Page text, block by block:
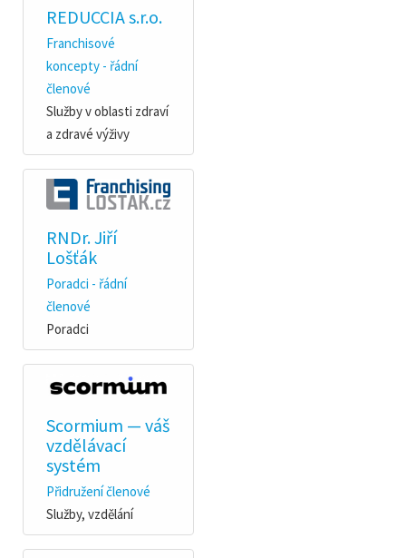
REDUCCIA s.r.o.
Franchisové
koncepty - řádní
členové
Služby v oblasti zdraví
a zdravé výživy
RNDr. Jiří
Lošťák
Poradci - řádní
členové
Poradci
Scormium — váš
vzdělávací
systém
Přidružení členové
Služby, vzdělání